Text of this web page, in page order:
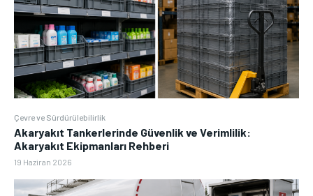
Çevre ve Sürdürülebilirlik
Akaryakıt Tankerlerinde Güvenlik ve Verimlilik:
Akaryakıt Ekipmanları Rehberi
19 Haziran 2026